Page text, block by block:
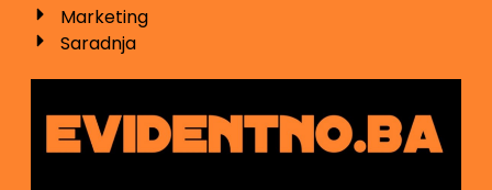
Marketing
Saradnja